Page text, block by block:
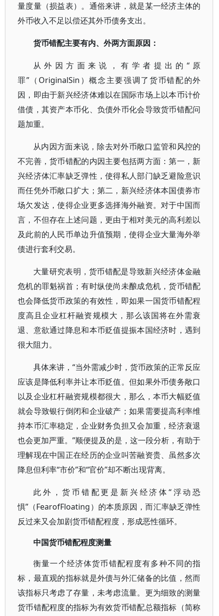
量度量（损益表）。通俗来讲，就是某一经济主体的
外币收入不足以偿还其外币债务支出。
货币错配主要有内、外两方面原因：
从外因方面来说，有学者提出的“原
罪”（OriginalSin）概念主要强调了货币错配的外
因，即由于新兴经济体难以在国际市场上以本币计价
借债，其资产本币化、负债外币化会导致货币错配问
题加重。
从内因方面来说，除去对外币敞口监管和风控的
不完善，货币错配的内因主要包括两方面：第一，新
兴经济体汇率缺乏弹性，使得私人部门缺乏避险意识
而任凭外币敞口扩大；第二，新兴经济体本国债券市
场欠发达，使得企业更多选择海外融资。对于中国而
言，不但存在上述问题，更由于相对美元的高利差以
及此前的人民币单边升值预期，使得企业大量海外举
债进行套利交易。
大量研究表明，货币错配是导致新兴经济体金融
危机的罪魁祸首；有时纵使尚未酿成危机，货币错配
也会降低货币政策的有效性，即如果一国货币错配程
度高且企业杠杆融资规模大，那么该国将在外需衰
退、意欲通过降息和本币贬值提振本国经济时，遇到
很大阻力。
具体来讲，“当外需减少时，货币政策的正常反应
应该是降低利率并让本币贬值。但如果外币债务敞口
以及企业杠杆融资规模都很大，那么，本币大幅贬值
就会导致银行倒闭和企业破产；如果需要提高利率维
持本币汇率稳定，企业财务负担又会加重，经济衰退
也会更加严重。”顺便提及的是，这一段分析，有助于
理解现在中国正在经历的企业叫苦融资贵、虽然多次
降息但利率“市价”和“官价”却不断出现背离。
此外，货币错配更是新兴经济体“浮动恐
惧”（FearofFloating）的本质原因，而汇率缺乏弹性
反过来又会加剧货币错配程度，形成恶性循环。
中国货币错配程度测量
衡量一个经济体货币错配程度有多种不同的指
标，最直观的指标就是外债与外汇储备的比值，然而
该指标只考虑了存量，未考虑流量。更为细致的测量
货币错配程度的指标为有效货币错配总额指标（简称